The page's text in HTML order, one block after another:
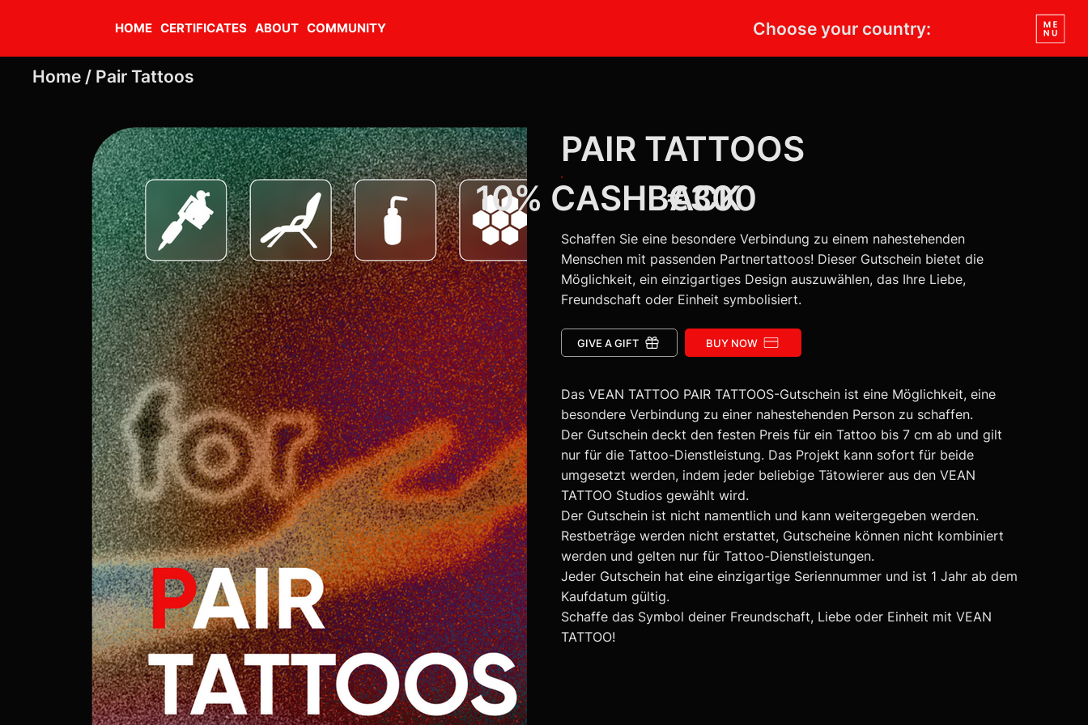
HOME CERTIFICATES ABOUT COMMUNITY Choose your country:
Home / Pair Tattoos
PAIR TATTOOS
10% CASHBACK
€300
Schaffen Sie eine besondere Verbindung zu einem nahestehenden
Menschen mit passenden Partnertattoos! Dieser Gutschein bietet die
Möglichkeit, ein einzigartiges Design auszuwählen, das Ihre Liebe,
Freundschaft oder Einheit symbolisiert.
GIVE A GIFT BUY NOW
Das VEAN TATTOO PAIR TATTOOS-Gutschein ist eine Möglichkeit, eine
besondere Verbindung zu einer nahestehenden Person zu schaffen.
Der Gutschein deckt den festen Preis für ein Tattoo bis 7 cm ab und gilt
nur für die Tattoo-Dienstleistung. Das Projekt kann sofort für beide
umgesetzt werden, indem jeder beliebige Tätowierer aus den VEAN
TATTOO Studios gewählt wird.
Der Gutschein ist nicht namentlich und kann weitergegeben werden.
Restbeträge werden nicht erstattet, Gutscheine können nicht kombiniert
werden und gelten nur für Tattoo-Dienstleistungen.
Jeder Gutschein hat eine einzigartige Seriennummer und ist 1 Jahr ab dem
Kaufdatum gültig.
Schaffe das Symbol deiner Freundschaft, Liebe oder Einheit mit VEAN
TATTOO!